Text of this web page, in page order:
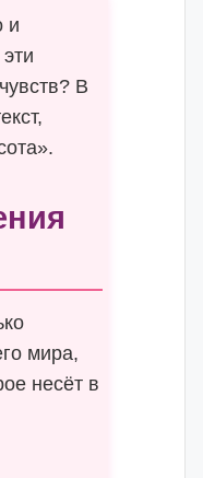
и
В
мира,
несёт в